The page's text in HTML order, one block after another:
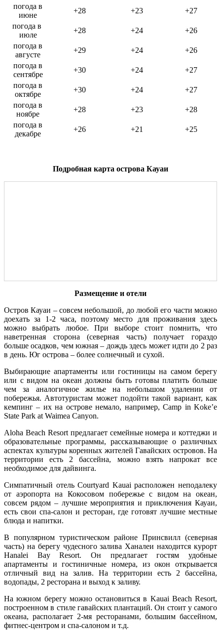
погода в
июне
+28 +23
+27
погода в
июле
+28 +24
+26
погода в
августе
+29 +24
+26
погода в
сентябре
+30 +24
+27
погода в
октябре
+30 +24
+27
погода в
ноябре
+28 +23
+28
погода в
декабре
+26 +21 +25
Подробная карта острова Кауаи
Размещение и отели
Остров Кауаи – совсем небольшой, до любой его части можно
доехать за 1-2 часа, поэтому место для проживания здесь
можно выбрать любое. При выборе стоит помнить, что
наветренная сторона (северная часть) получает гораздо
больше осадков, чем южная – дождь здесь может идти до 2 раз
в день. Юг острова – более солнечный и сухой.
Выбирающие апартаменты или гостиницы на самом берегу
или с видом на океан должны быть готовы платить больше
чем за аналогичное жилье на небольшом удалении от
побережья. Автотуристам может подойти такой вариант, как
кемпинг – их на острове немало, например, Camp in Koke’e
State Park at Waimea Canyon.
Aloha Beach Resort предлагает семейные номера и коттеджи и
образовательные программы, рассказывающие о различных
аспектах культуры коренных жителей Гавайских островов. На
территории есть 2 бассейна, можно взять напрокат все
необходимое для дайвинга.
Симпатичный отель Courtyard Kauai расположен неподалеку
от аэропорта на Кокосовом побережье с видом на океан,
совсем рядом – лучшие мероприятия и приключения Кауаи,
есть свои спа-салон и ресторан, где готовят лучшие местные
блюда и напитки.
В популярном туристическом районе Принсвилл (северная
часть) на берегу чудесного залива Ханалеи находится курорт
Hanalei Bay Resort. Он предлагает гостям удобные
апартаменты и гостиничные номера, из окон открывается
отличный вид на залив. На территории есть 2 бассейна,
водопады, 2 ресторана и выход к заливу.
На южном берегу можно остановиться в Kauai Beach Resort,
построенном в стиле гавайских плантаций. Он стоит у самого
океана, располагает 2-мя ресторанами, большим бассейном,
фитнес-центром и спа-салоном и т.д.